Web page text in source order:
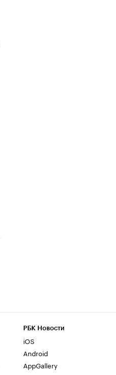
РБК Новости
iOS
Android
AppGallery